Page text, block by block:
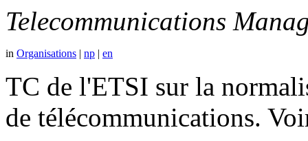
Telecommunications
in Organisations | np | en
TC de l'ETSI sur la
de télécommunications.